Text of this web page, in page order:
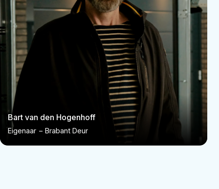
Bart van den Hogenhoff
Eigenaar – Brabant Deur